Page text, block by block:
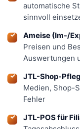
automatische
sinnvoll
Ameise (Im-/
Preisen und
Auswertungen
JTL-Shop-
Medien, Shop-
Fehler
JTL-POS für